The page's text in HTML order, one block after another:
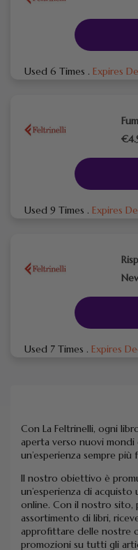
Used 6 Times . Expires
Used 9 Times . Expires
Used 7 Times . Expires
Il nostro obiettivo è
un’esperienza di
online. Con il nostro sito,
assortimento di libri,
approfittare delle nostre
promozioni su tutti gli
Con La Feltrinelli, ogni
aperta verso nuovi
un’esperienza sempre più